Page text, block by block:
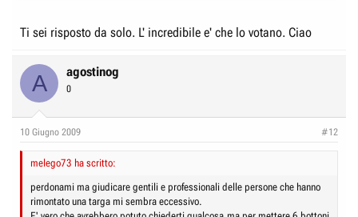
andrebbero in modo ben di verso e certi accetatori di officine
abbasserebbero di molto la cresta.
E i fatti si vedono sul campo.
Per stampare delle broschure con tante belle promesse sono capaci
tutti,poi chi ha veramente le capacita' di metterle in atto sono pochi.
Quindi sarebbe meglio un bel bagno di umilta' e promettere quello che si
puo' dare. (c'e' anche uno al governo che promette ma non mantiene
Ti sei risposto da solo. L' incredibile e' che lo votano. Ciao
A agostinog
0
10 Giugno 2009 #12
melego73 ha scritto:
perdonami ma giudicare gentili e professionali delle persone che hanno
rimontato una targa mi sembra eccessivo.